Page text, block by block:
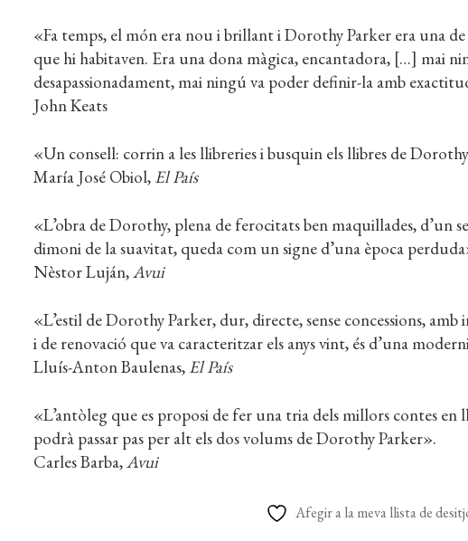
«Fa temps, el món era nou i brillant i Dorothy Parker era una de
que hi habitaven. Era una dona màgica, encantadora, […] mai
desapassionadament, mai ningú va poder definir-la amb
John Keats
«Un consell: corrin a les llibreries i busquin els llibres de
María José Obiol, El País
«L’obra de Dorothy, plena de ferocitats ben maquillades, d’un
dimoni de la suavitat, queda com un signe d’una època
Nèstor Luján,Avui
«L’estil de Dorothy Parker, dur, directe, sense concessions,
i de renovació que va caracteritzar els anys vint, és d’una
Lluís-Anton Baulenas, El País
«L’antòleg que es proposi de fer una tria dels millors contes en
podrà passar pas per alt els dos volums de Dorothy Parker».
Carles Barba,Avui
Afegir a la meva llista de